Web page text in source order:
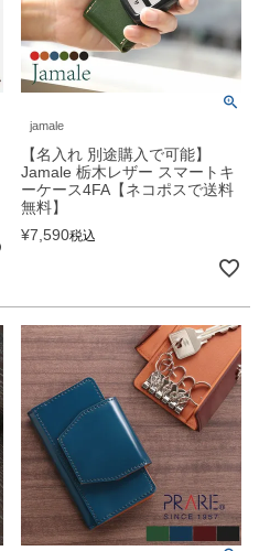
jamale
【名入れ 別途購入で可能】
Jamale 栃木レザー スマートキ
ーケース4FA【ネコポスで送料
無料】
¥7,590税込